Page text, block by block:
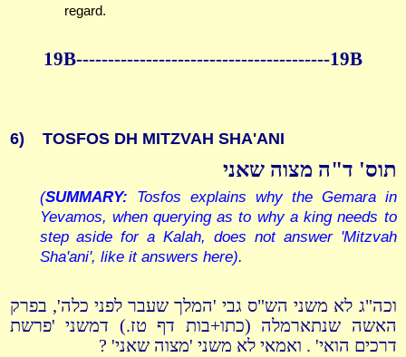
regard.
19B----------------------------------------19B
6) TOSFOS DH MITZVAH SHA'ANI
תוס' ד"ה מצוה שאני
(SUMMARY: Tosfos explains why the Gemara in
Yevamos, when querying as to why a king needs to
step aside for a Kalah, does not answer 'Mitzvah
Sha'ani', like it answers here).
וכה"ג לא משני הש"ס גבי 'המלך שעבר לפני כלה', בפרק
האשה שנתארמלה (כתו+בות דף טז.) דמשני 'פרשת
דרכים הואי' . ואמאי לא משני 'מצוה שאני' ?